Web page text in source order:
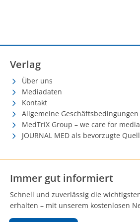
Verlag
Über uns
Mediadaten
Kontakt
Allgemeine Geschäftsbedingungen
MedTriX Group – we care for
JOURNAL MED als bevorzugte
Immer gut informiert
Schnell und zuverlässig die
erhalten – mit unserem kostenlosen